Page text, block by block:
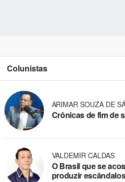
Colunistas
ARIMAR SOUZA DE
Crônicas de fim de
VALDEMIR CALDAS
O Brasil que se
produzir